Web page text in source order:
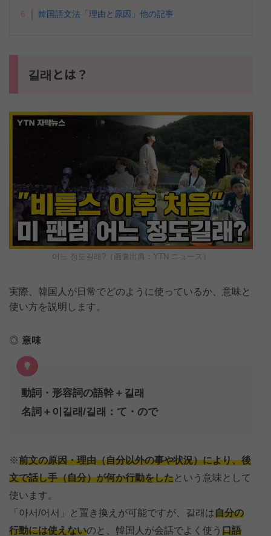
6 韓国語文法「理由と原因」他の記事
길래とは？
어느 정도길래?（画像出典：YTN ニュース）
実際、韓国人が日常でどのように使っているか、意味と
使い方を説明します。
意味
動詞・形容詞の語幹＋길래
名詞＋이길래/길래：て・ので
※前文の原因・理由（自分以外の事や状況）により、後
文で話し手（自分）が何か行動をしたという意味として
使います。
「아서/어서」と置き換えが可能ですが、길래は自分の
行動には使えないのと、韓国人が会話でよく使う 口語